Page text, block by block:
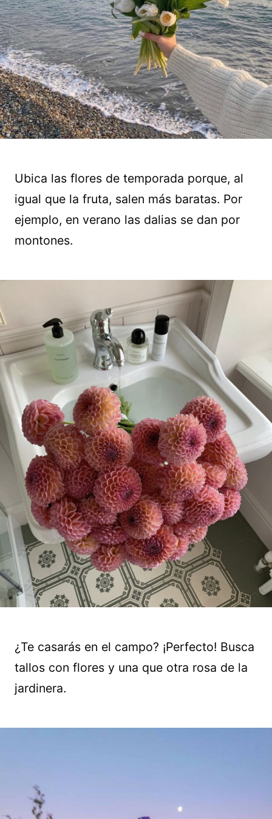
Ubica las flores de temporada porque, al
igual que la fruta, salen más baratas. Por
ejemplo, en verano las dalias se dan por
montones.
¿Te casarás en el campo? ¡Perfecto! Busca
tallos con flores y una que otra rosa de la
jardinera.